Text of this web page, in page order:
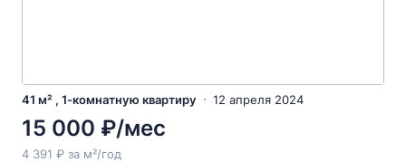
41 м² , 1-комнатную квартиру 12 апреля 2024
15 000 ₽/мес
4 391 ₽ за м²/год